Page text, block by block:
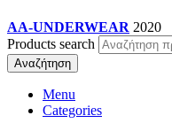
AA-UNDERWEAR 2020
Products search
Αναζήτηση
Menu
Categories